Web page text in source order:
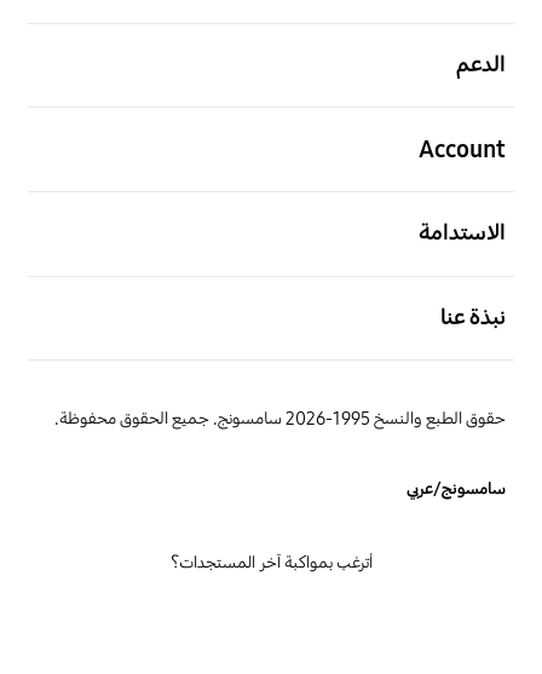
الدعم
Account
الاستدامة
نبذة عنا
حقوق الطبع والنسخ 1995-2026 سامسونج. جميع الحقوق محفوظة.
سامسونج/عربي
أترغب بمواكبة آخر المستجدات؟